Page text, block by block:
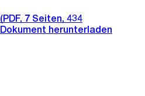
(PDF, 7 Seiten, 434
Dokument herunterladen